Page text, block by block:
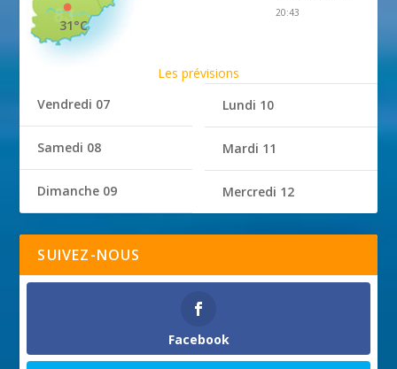
31°C
20:43
Les prévisions
Vendredi 07
Samedi 08
Dimanche 09
Lundi 10
Mardi 11
Mercredi 12
SUIVEZ-NOUS
Facebook